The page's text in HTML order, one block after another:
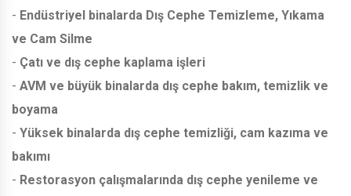
- Endüstriyel binalarda Dış Cephe Temizleme, Yıkama
ve Cam Silme
- Çatı ve dış cephe kaplama işleri
- AVM ve büyük binalarda dış cephe bakım, temizlik ve
boyama
- Yüksek binalarda dış cephe temizliği, cam kazıma ve
bakımı
- Restorasyon çalışmalarında dış cephe yenileme ve